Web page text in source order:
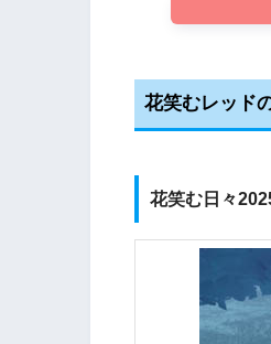
花笑むレッド
花笑む日々